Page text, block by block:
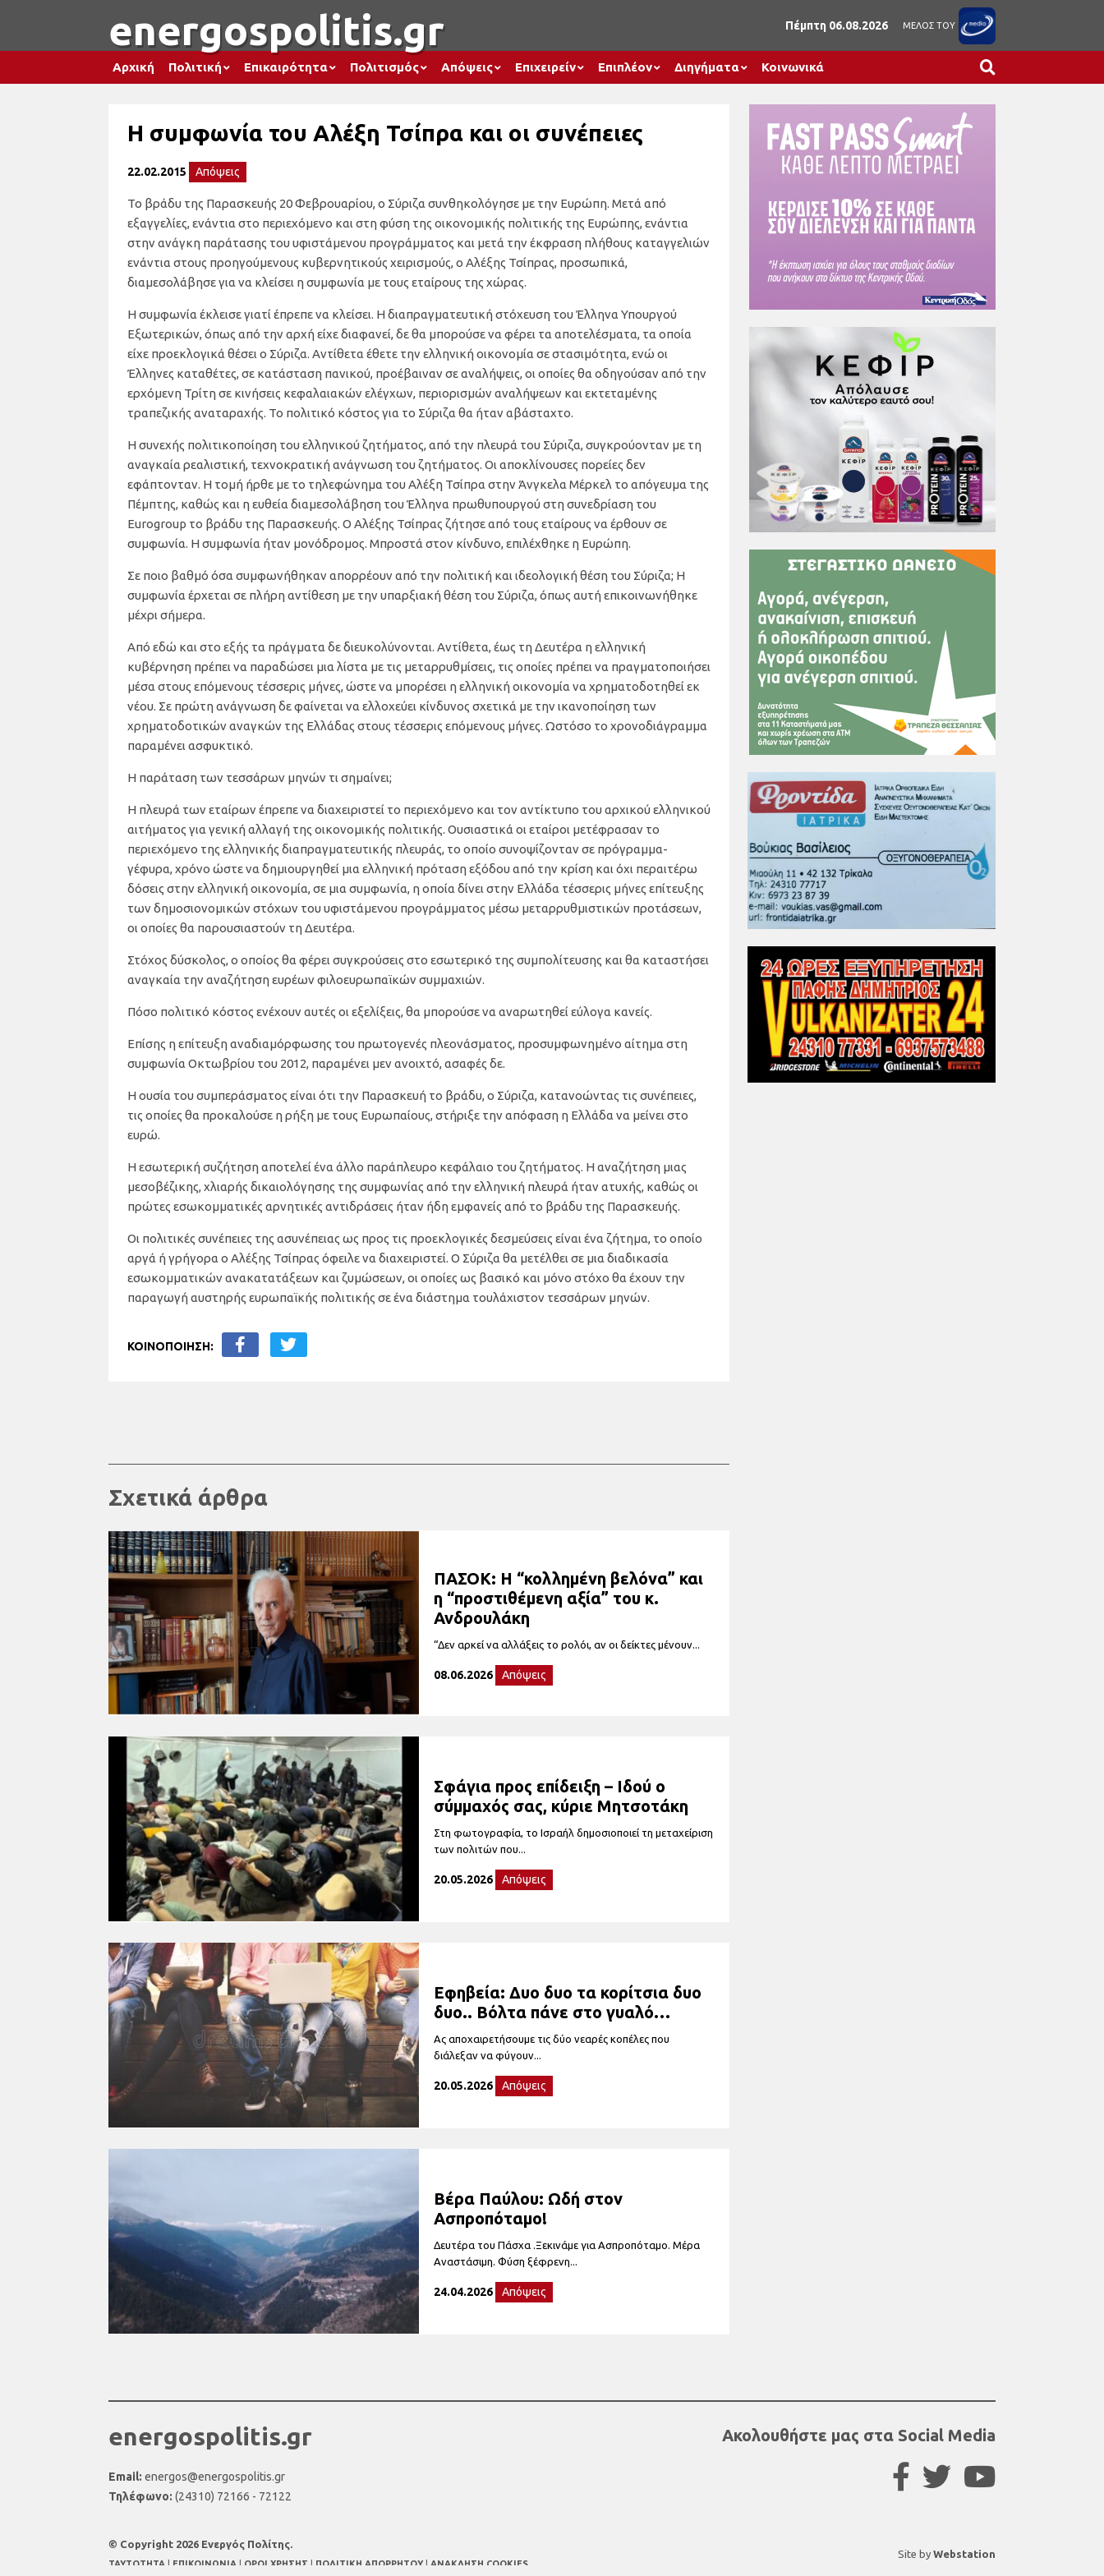
energospolitis.gr Πέμπτη 06.08.2026 ΜΕΛΟΣ ΤΟΥ
Αρχική Πολιτική Επικαιρότητα Πολιτισμός Απόψεις Επιχειρείν Επιπλέον Διηγήματα Κοινωνικά
Η συμφωνία του Αλέξη Τσίπρα και οι συνέπειες
22.02.2015 Απόψεις
Το βράδυ της Παρασκευής 20 Φεβρουαρίου, ο Σύριζα συνθηκολόγησε με την Ευρώπη. Μετά από
εξαγγελίες, ενάντια στο περιεχόμενο και στη φύση της οικονομικής πολιτικής της Ευρώπης, ενάντια
στην ανάγκη παράτασης του υφιστάμενου προγράμματος και μετά την έκφραση πλήθους καταγγελιών
ενάντια στους προηγούμενους κυβερνητικούς χειρισμούς, ο Αλέξης Τσίπρας, προσωπικά,
διαμεσολάβησε για να κλείσει η συμφωνία με τους εταίρους της χώρας.
Η συμφωνία έκλεισε γιατί έπρεπε να κλείσει. Η διαπραγματευτική στόχευση του Έλληνα Υπουργού
Εξωτερικών, όπως από την αρχή είχε διαφανεί, δε θα μπορούσε να φέρει τα αποτελέσματα, τα οποία
είχε προεκλογικά θέσει ο Σύριζα. Αντίθετα έθετε την ελληνική οικονομία σε στασιμότητα, ενώ οι
Έλληνες καταθέτες, σε κατάσταση πανικού, προέβαιναν σε αναλήψεις, οι οποίες θα οδηγούσαν από την
ερχόμενη Τρίτη σε κινήσεις κεφαλαιακών ελέγχων, περιορισμών αναλήψεων και εκτεταμένης
τραπεζικής αναταραχής. Το πολιτικό κόστος για το Σύριζα θα ήταν αβάσταχτο.
Η συνεχής πολιτικοποίηση του ελληνικού ζητήματος, από την πλευρά του Σύριζα, συγκρούονταν με τη
αναγκαία ρεαλιστική, τεχνοκρατική ανάγνωση του ζητήματος. Οι αποκλίνουσες πορείες δεν
εφάπτονταν. Η τομή ήρθε με το τηλεφώνημα του Αλέξη Τσίπρα στην Άνγκελα Μέρκελ το απόγευμα της
Πέμπτης, καθώς και η ευθεία διαμεσολάβηση του Έλληνα πρωθυπουργού στη συνεδρίαση του
Eurogroup το βράδυ της Παρασκευής. Ο Αλέξης Τσίπρας ζήτησε από τους εταίρους να έρθουν σε
συμφωνία. Η συμφωνία ήταν μονόδρομος. Μπροστά στον κίνδυνο, επιλέχθηκε η Ευρώπη.
Σε ποιο βαθμό όσα συμφωνήθηκαν απορρέουν από την πολιτική και ιδεολογική θέση του Σύριζα; Η
συμφωνία έρχεται σε πλήρη αντίθεση με την υπαρξιακή θέση του Σύριζα, όπως αυτή επικοινωνήθηκε
μέχρι σήμερα.
Από εδώ και στο εξής τα πράγματα δε διευκολύνονται. Αντίθετα, έως τη Δευτέρα η ελληνική
κυβέρνηση πρέπει να παραδώσει μια λίστα με τις μεταρρυθμίσεις, τις οποίες πρέπει να πραγματοποιήσει
μέσα στους επόμενους τέσσερις μήνες, ώστε να μπορέσει η ελληνική οικονομία να χρηματοδοτηθεί εκ
νέου. Σε πρώτη ανάγνωση δε φαίνεται να ελλοχεύει κίνδυνος σχετικά με την ικανοποίηση των
χρηματοδοτικών αναγκών της Ελλάδας στους τέσσερις επόμενους μήνες. Ωστόσο το χρονοδιάγραμμα
παραμένει ασφυκτικό.
Η παράταση των τεσσάρων μηνών τι σημαίνει;
Η πλευρά των εταίρων έπρεπε να διαχειριστεί το περιεχόμενο και τον αντίκτυπο του αρχικού ελληνικού
αιτήματος για γενική αλλαγή της οικονομικής πολιτικής. Ουσιαστικά οι εταίροι μετέφρασαν το
περιεχόμενο της ελληνικής διαπραγματευτικής πλευράς, το οποίο συνοψίζονταν σε πρόγραμμα-
γέφυρα, χρόνο ώστε να δημιουργηθεί μια ελληνική πρόταση εξόδου από την κρίση και όχι περαιτέρω
δόσεις στην ελληνική οικονομία, σε μια συμφωνία, η οποία δίνει στην Ελλάδα τέσσερις μήνες επίτευξης
των δημοσιονομικών στόχων του υφιστάμενου προγράμματος μέσω μεταρρυθμιστικών προτάσεων,
οι οποίες θα παρουσιαστούν τη Δευτέρα.
Στόχος δύσκολος, ο οποίος θα φέρει συγκρούσεις στο εσωτερικό της συμπολίτευσης και θα καταστήσει
αναγκαία την αναζήτηση ευρέων φιλοευρωπαϊκών συμμαχιών.
Πόσο πολιτικό κόστος ενέχουν αυτές οι εξελίξεις, θα μπορούσε να αναρωτηθεί εύλογα κανείς.
Επίσης η επίτευξη αναδιαμόρφωσης του πρωτογενές πλεονάσματος, προσυμφωνημένο αίτημα στη
συμφωνία Οκτωβρίου του 2012, παραμένει μεν ανοιχτό, ασαφές δε.
Η ουσία του συμπεράσματος είναι ότι την Παρασκευή το βράδυ, ο Σύριζα, κατανοώντας τις συνέπειες,
τις οποίες θα προκαλούσε η ρήξη με τους Ευρωπαίους, στήριξε την απόφαση η Ελλάδα να μείνει στο
ευρώ.
Η εσωτερική συζήτηση αποτελεί ένα άλλο παράπλευρο κεφάλαιο του ζητήματος. Η αναζήτηση μιας
μεσοβέζικης, χλιαρής δικαιολόγησης της συμφωνίας από την ελληνική πλευρά ήταν ατυχής, καθώς οι
πρώτες εσωκομματικές αρνητικές αντιδράσεις ήταν ήδη εμφανείς από το βράδυ της Παρασκευής.
Οι πολιτικές συνέπειες της ασυνέπειας ως προς τις προεκλογικές δεσμεύσεις είναι ένα ζήτημα, το οποίο
αργά ή γρήγορα ο Αλέξης Τσίπρας όφειλε να διαχειριστεί. Ο Σύριζα θα μετέλθει σε μια διαδικασία
εσωκομματικών ανακατατάξεων και ζυμώσεων, οι οποίες ως βασικό και μόνο στόχο θα έχουν την
παραγωγή αυστηρής ευρωπαϊκής πολιτικής σε ένα διάστημα τουλάχιστον τεσσάρων μηνών.
ΚΟΙΝΟΠΟΙΗΣΗ:
Σχετικά άρθρα
ΠΑΣΟΚ: Η “κολλημένη βελόνα” και
η “προστιθέμενη αξία” του κ.
Ανδρουλάκη
“Δεν αρκεί να αλλάξεις το ρολόι, αν οι δείκτες μένουν...
08.06.2026 Απόψεις
Σφάγια προς επίδειξη – Ιδού ο
σύμμαχός σας, κύριε Μητσοτάκη
Στη φωτογραφία, το Ισραήλ δημοσιοποιεί τη μεταχείριση
των πολιτών που...
20.05.2026 Απόψεις
Εφηβεία: Δυο δυο τα κορίτσια δυο
δυο.. Βόλτα πάνε στο γυαλό…
Ας αποχαιρετήσουμε τις δύο νεαρές κοπέλες που
διάλεξαν να φύγουν...
20.05.2026 Απόψεις
Βέρα Παύλου: Ωδή στον
Aσπροπόταμο!
Δευτέρα του Πάσχα .Ξεκινάμε για Ασπροπόταμο. Μέρα
Αναστάσιμη. Φύση ξέφρενη...
24.04.2026 Απόψεις
energospolitis.gr
Email: energos@energospolitis.gr
Τηλέφωνο: (24310) 72166 - 72122
Ακολουθήστε μας στα Social Media
© Copyright 2026 Ενεργός Πολίτης.
TAYTOTHTA | ΕΠΙΚΟΙΝΩΝΙΑ | ΟΡΟΙ ΧΡΗΣΗΣ | ΠΟΛΙΤΙΚΗ ΑΠΟΡΡΗΤΟΥ | ΑΝΑΚΛΗΣΗ COOKIES
Site by Webstation